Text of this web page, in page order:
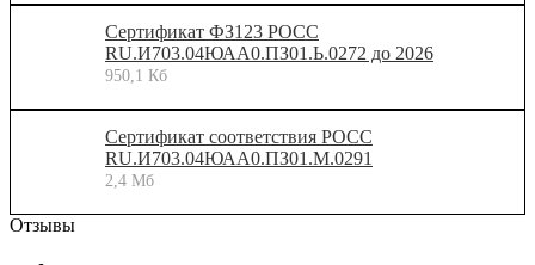
Сертификат ФЗ123 РОСС
RU.И703.04ЮАА0.ПЗ01.Ь.0272 до 2026
950,1 Кб
Сертификат соответствия РОСС
RU.И703.04ЮАА0.ПЗ01.М.0291
2,4 Мб
Отзывы